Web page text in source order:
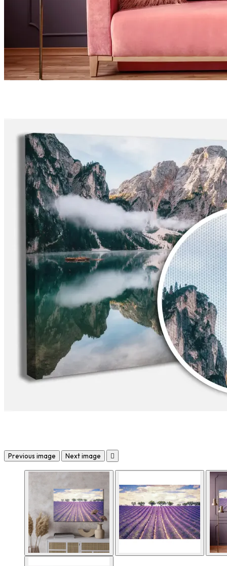
Previous image Next image 